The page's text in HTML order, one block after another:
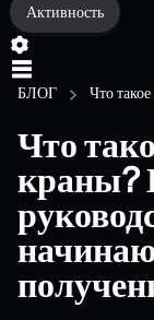
Активность
БЛОГ Что
Что
краны?